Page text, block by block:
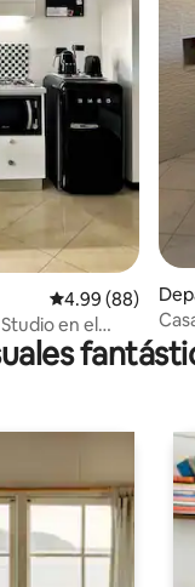
Calificación
4.99 (88)
en el